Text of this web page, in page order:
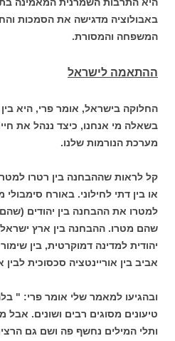
באבולוציה מדגישה את הסמכות
המשפחה והמסורת.
ההתאמה לישראל
החלוקה בישראל, אומר פרי, היא
בשאלה מי אנחנו, כיצד ננהל את
מערכת הנורמות שלנו.
קל לראות שההבחנה בין רטרו למטרו
או בין דתי לחילוני. באורח
למטרו את ההבחנה בין יהודים (שהם
שהם מטרו. ההבחנה בין ארץ ישראל
יהודית למדינה דמוקרטית, בין
אביב בין אוריינטציה סכסוכית
טיעונים מסוגים רבים ושונים. אבל
ותלי המילים נחשף פה ושם גם